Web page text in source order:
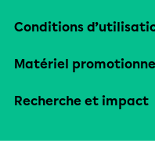
Conditions
Matériel
Recherche et impact